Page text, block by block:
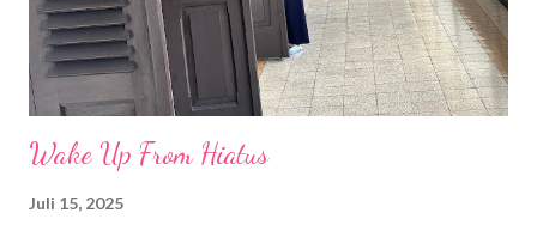
pebisnis sukses dan ternama asal Indonesia, yaitu Djok...
Wake Up From Hiatus
Juli 15, 2025